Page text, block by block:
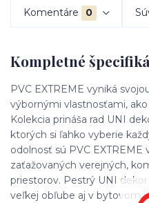
Komentáre 0
Kompletné
PVC EXTREME vyniká
výbornými vlastnosťami,
Kolekcia prináša rad UNI
ktorých si ľahko vyberie
odolnosť sú PVC EXTREME
zaťažovaných verejných,
priestorov. Pestrý UNI
veľkej obľube aj v bytovom